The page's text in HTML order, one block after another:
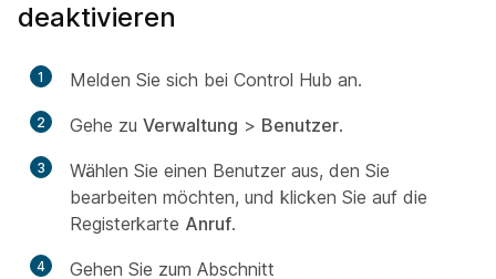
deaktivieren
1 Melden Sie sich bei Control Hub an.
2 Gehe zu Verwaltung > Benutzer.
3
Wählen Sie einen Benutzer aus, den Sie
bearbeiten möchten, und klicken Sie auf die
Registerkarte Anruf.
4
Gehen Sie zum Abschnitt